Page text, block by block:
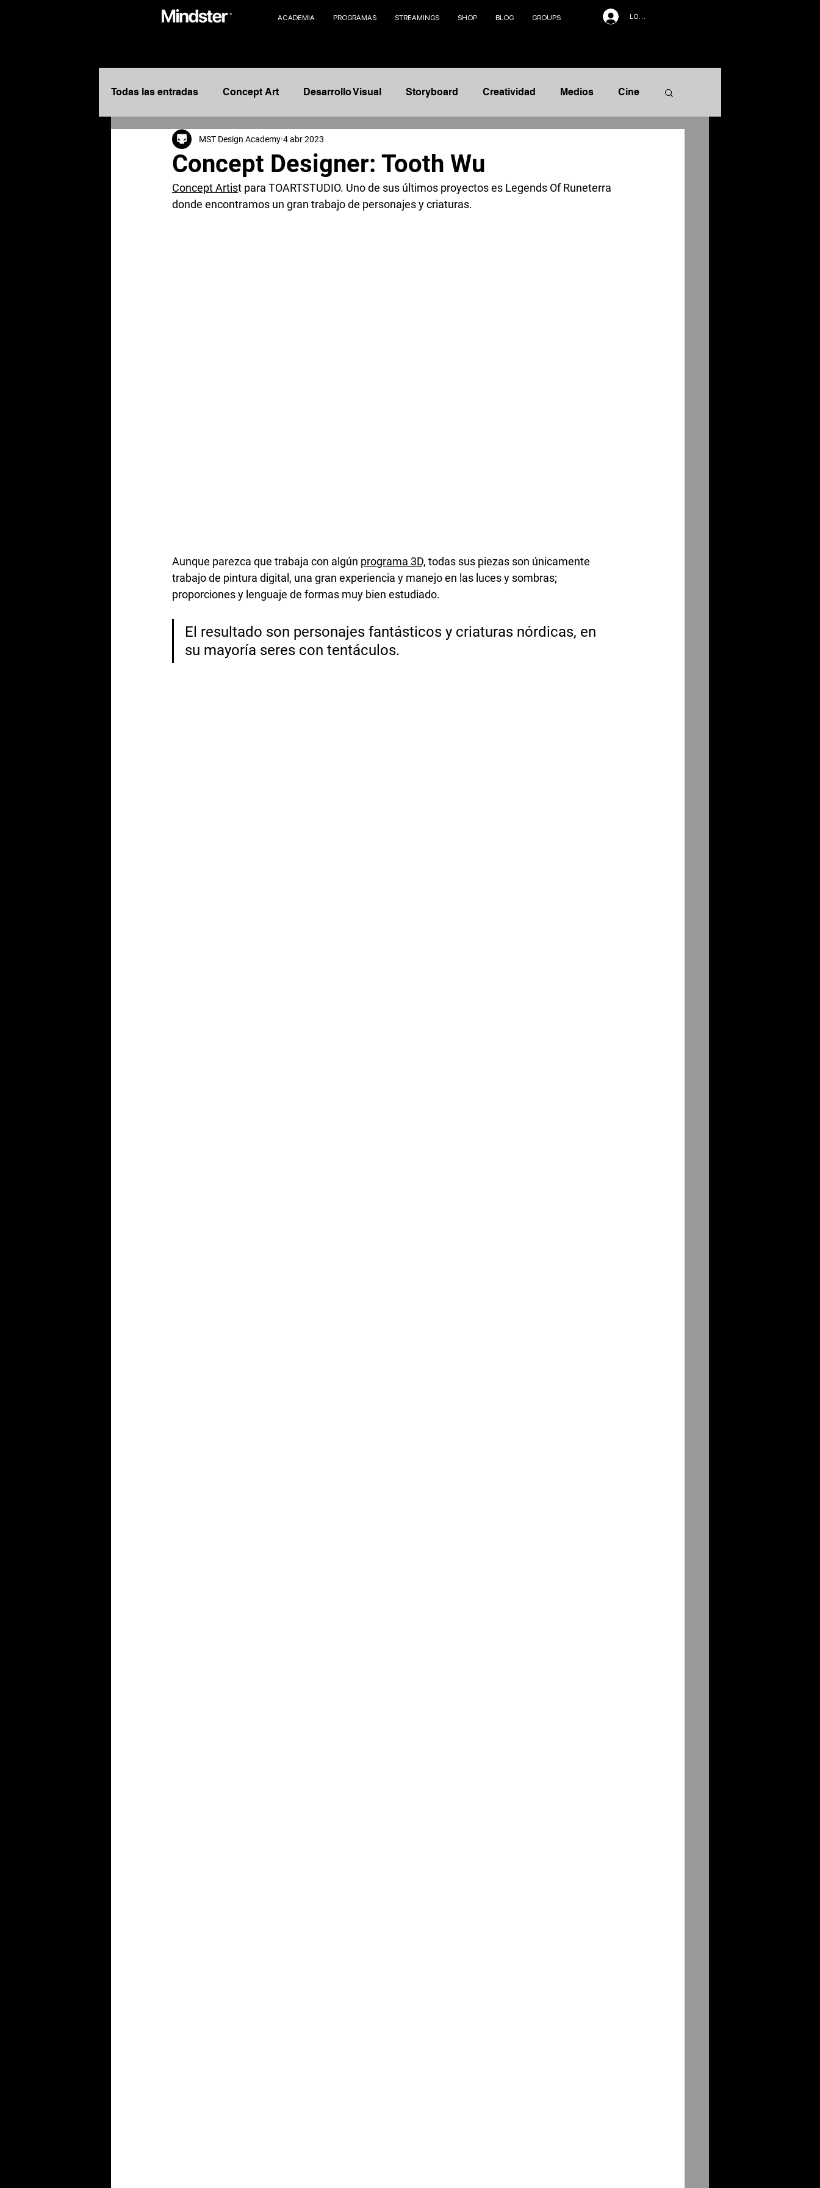
ACADEMIA PROGRAMAS STREAMINGS SHOP BLOG GROUPS LOG IN
Todas las entradas Concept Art Desarrollo Visual Storyboard Creatividad Medios Cine
Entretenimiento Design Animación
Diseñadores de Entretenimiento Ilustración Fundamentos Concept Design
Concept Designer: Tooth Wu
MST Design Academy 4 abr 2023
Concept Artist para TOARTSTUDIO. Uno de sus últimos proyectos es Legends Of Runeterra
donde encontramos un gran trabajo de personajes y criaturas.
Aunque parezca que trabaja con algún programa 3D, todas sus piezas son únicamente
trabajo de pintura digital, una gran experiencia y manejo en las luces y sombras;
proporciones y lenguaje de formas muy bien estudiado.
El resultado son personajes fantásticos y criaturas nórdicas, en
su mayoría seres con tentáculos.